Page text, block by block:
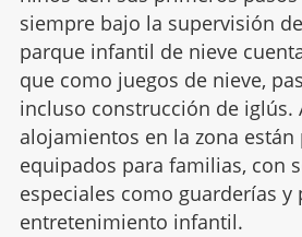
siempre bajo la supervisión
parque infantil de nieve
que como juegos de nieve,
incluso construcción de iglús.
alojamientos en la zona
equipados para familias, con
especiales como guarderías y
entretenimiento infantil.